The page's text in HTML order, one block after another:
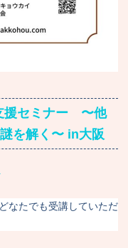
援セミナー 〜他
を解く〜 in大阪
なたでも受講していただ